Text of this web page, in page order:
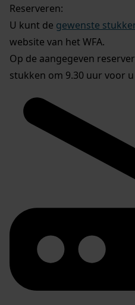
Reserveren:
U kunt de gewenste
website van het WFA.
Op de aangegeven
stukken om 9.30 uur voor u